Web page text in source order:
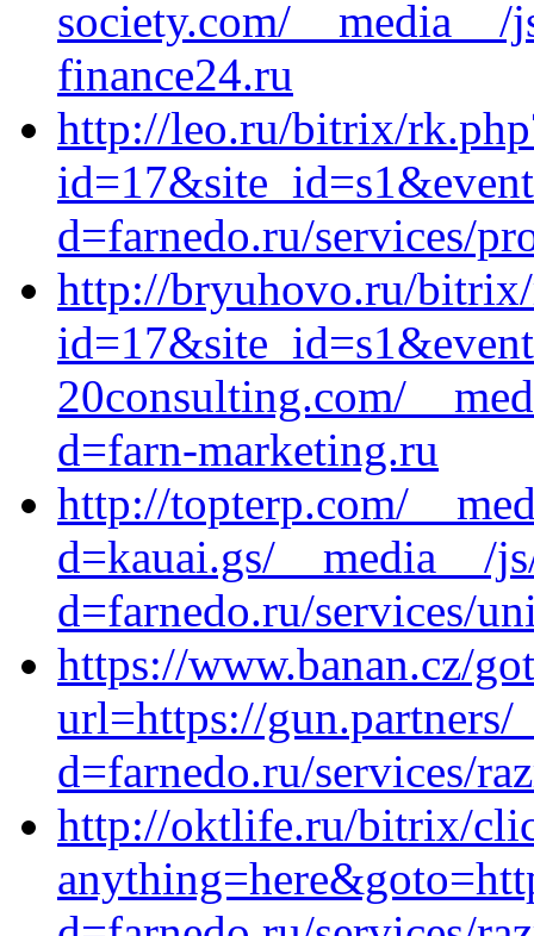
society.com/__media__/
finance24.ru
http://leo.ru/bitrix/
d=farnedo.ru/services/
http://bryuhovo.ru/
20consulting.com/
d=farn-marketing.ru
http://topterp.com/
d=kauai.gs/__media__/
d=farnedo.ru/services/
https://www.banan.cz/
url=https://gun.partners/
d=farnedo.ru/services/
http://oktlife.ru/bitrix/